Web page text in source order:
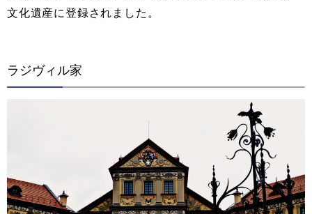
文化遺産に登録されました。
ラジヴィル家